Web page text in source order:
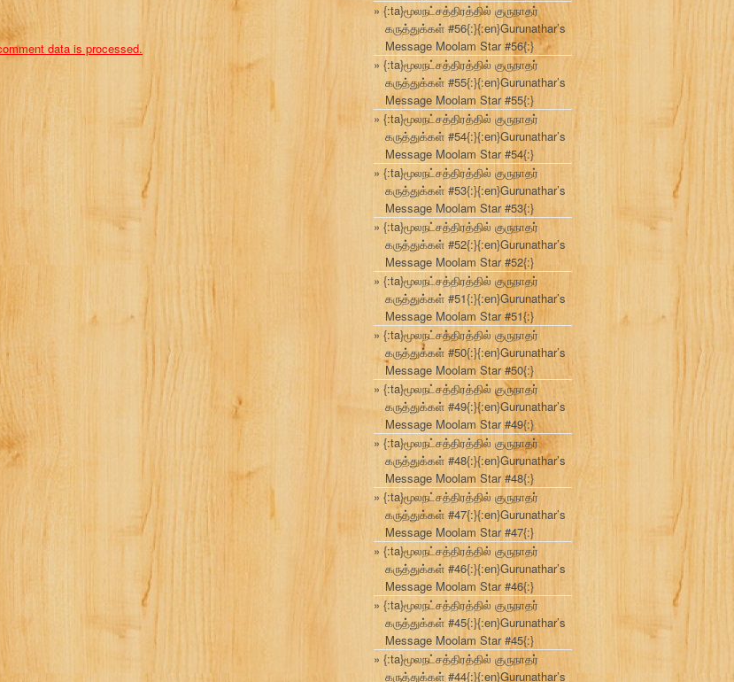
data is processed.
{:ta}மூலநட்சத்திரத்தில் குருநாதர்
கருத்துக்கள் #56{:}{:en}Gurunathar’s
Message Moolam Star #56{:}
{:ta}மூலநட்சத்திரத்தில் குருநாதர்
கருத்துக்கள் #55{:}{:en}Gurunathar’s
Message Moolam Star #55{:}
{:ta}மூலநட்சத்திரத்தில் குருநாதர்
கருத்துக்கள் #54{:}{:en}Gurunathar’s
Message Moolam Star #54{:}
{:ta}மூலநட்சத்திரத்தில் குருநாதர்
கருத்துக்கள் #53{:}{:en}Gurunathar’s
Message Moolam Star #53{:}
{:ta}மூலநட்சத்திரத்தில் குருநாதர்
கருத்துக்கள் #52{:}{:en}Gurunathar’s
Message Moolam Star #52{:}
{:ta}மூலநட்சத்திரத்தில் குருநாதர்
கருத்துக்கள் #51{:}{:en}Gurunathar’s
Message Moolam Star #51{:}
{:ta}மூலநட்சத்திரத்தில் குருநாதர்
கருத்துக்கள் #50{:}{:en}Gurunathar’s
Message Moolam Star #50{:}
{:ta}மூலநட்சத்திரத்தில் குருநாதர்
கருத்துக்கள் #49{:}{:en}Gurunathar’s
Message Moolam Star #49{:}
{:ta}மூலநட்சத்திரத்தில் குருநாதர்
கருத்துக்கள் #48{:}{:en}Gurunathar’s
Message Moolam Star #48{:}
{:ta}மூலநட்சத்திரத்தில் குருநாதர்
கருத்துக்கள் #47{:}{:en}Gurunathar’s
Message Moolam Star #47{:}
{:ta}மூலநட்சத்திரத்தில் குருநாதர்
கருத்துக்கள் #46{:}{:en}Gurunathar’s
Message Moolam Star #46{:}
{:ta}மூலநட்சத்திரத்தில் குருநாதர்
கருத்துக்கள் #45{:}{:en}Gurunathar’s
Message Moolam Star #45{:}
{:ta}மூலநட்சத்திரத்தில் குருநாதர்
கருத்துக்கள் #44{:}{:en}Gurunathar’s